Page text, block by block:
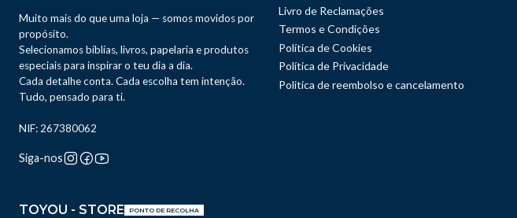
Muito mais do que uma loja — somos movidos por
propósito.
Selecionamos bíblias, livros, papelaria e produtos
especiais para inspirar o teu dia a dia.
Cada detalhe conta. Cada escolha tem intenção.
Tudo, pensado para ti.
NIF: 267380062
Siga-nos
Livro de Reclamações
Termos e Condições
Política de Cookies
Política de Privacidade
Politica de reembolso e cancelamento
TOYOU - STORE PONTO DE RECOLHA